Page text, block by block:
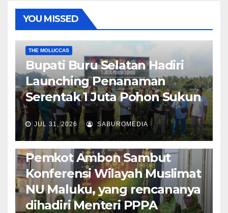
YOU MISSED
THE MOLUCCAS
Bupati Buru Selatan Hadiri
Launching Penanaman
Serentak 1 Juta Pohon Sukun
JUL 31, 2026 SABUROMEDIA
AMBON METRO JURNALISME AKTIVIS
POLITIK & PEMERINTAHAN
Pemkot Ambon Sambut
Konferensi Wilayah Muslimat
NU Maluku, yang rencananya
dihadiri Menteri PPPA